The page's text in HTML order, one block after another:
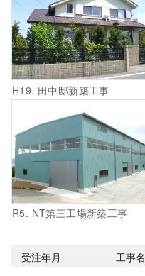
H19. 田中邸新築工事
R5. NT第三工場新築工事
受注年月 工事名